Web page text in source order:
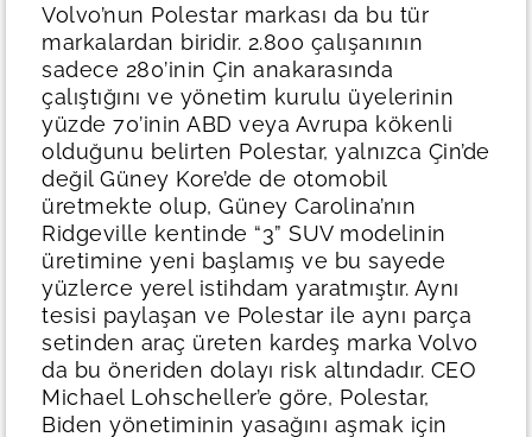
Volvo’nun Polestar markası da bu tür
markalardan biridir. 2.800 çalışanının
sadece 280’inin Çin anakarasında
çalıştığını ve yönetim kurulu üyelerinin
yüzde 70’inin ABD veya Avrupa kökenli
olduğunu belirten Polestar, yalnızca Çin’de
değil Güney Kore’de de otomobil
üretmekte olup, Güney Carolina’nın
Ridgeville kentinde “3” SUV modelinin
üretimine yeni başlamış ve bu sayede
yüzlerce yerel istihdam yaratmıştır. Aynı
tesisi paylaşan ve Polestar ile aynı parça
setinden araç üreten kardeş marka Volvo
da bu öneriden dolayı risk altındadır. CEO
Michael Lohscheller’e göre, Polestar,
Biden yönetiminin yasağını aşmak için